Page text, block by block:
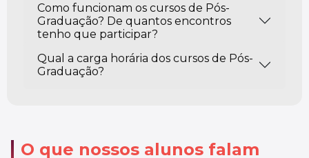
Como funcionam os cursos de Pós-
Graduação? De quantos encontros
tenho que participar?
Qual a carga horária dos cursos de Pós-
Graduação?
O que nossos alunos falam